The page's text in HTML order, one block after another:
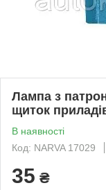
Лампа з
щиток
В наявності
Код: NARVA 17029
35 ₴